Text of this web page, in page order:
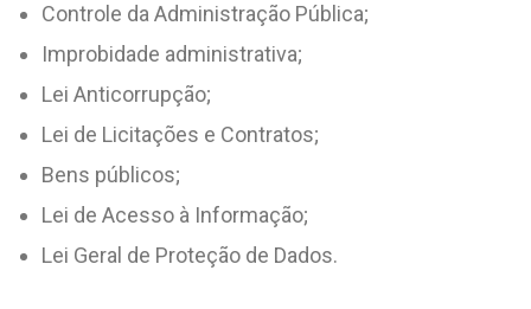
Controle da Administração Pública;
Improbidade administrativa;
Lei Anticorrupção;
Lei de Licitações e Contratos;
Bens públicos;
Lei de Acesso à Informação;
Lei Geral de Proteção de Dados.